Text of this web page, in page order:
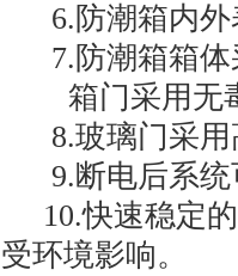
6.防潮箱内外
7.防潮箱箱体
箱门采用无
8.玻璃门采用
9.断电后系统
10.快速稳定的
受环境影响。